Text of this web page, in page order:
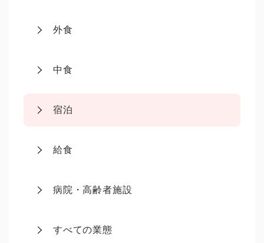
外食
中食
宿泊
給食
病院・高齢者施設
すべての業態